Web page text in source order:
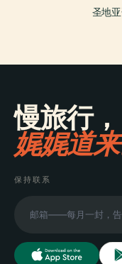
圣地
慢旅行，
娓娓道来
保持联系